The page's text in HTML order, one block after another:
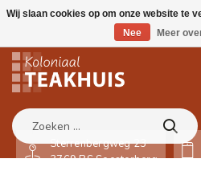
Sterrenbergweg 23
3769 BS Soesterberg
Wij slaan cookies op om onze website te
Nee
Meer